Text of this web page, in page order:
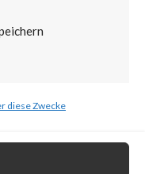
diese Zwecke
targeted